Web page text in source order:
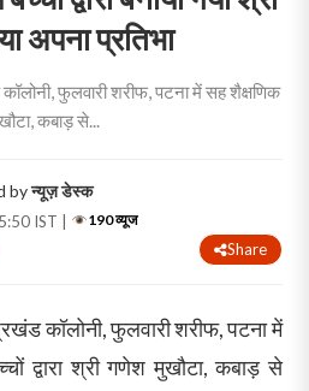
अपना प्रतिभा
फुलवारी शरीफ, पटना में सह शैक्षणिक
कबाड़ से...
byन्यूज़ डेस्क
IST | 190 व्यूज
Share
कॉलोनी, फुलवारी शरीफ, पटना में
द्वारा श्री गणेश मुखौटा, कबाड़ से